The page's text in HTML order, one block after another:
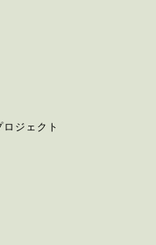
ジェクト